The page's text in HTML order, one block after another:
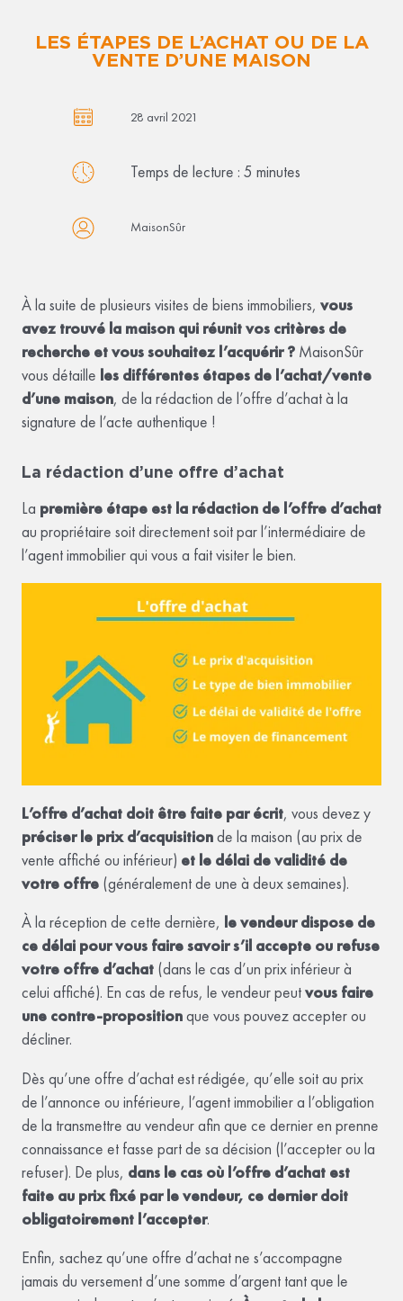
LES ÉTAPES DE L’ACHAT OU DE LA
VENTE D’UNE MAISON
28 avril 2021
Temps de lecture : 5 minutes
MaisonSûr
À la suite de plusieurs visites de biens immobiliers, vous
avez trouvé la maison qui réunit vos critères de
recherche et vous souhaitez l’acquérir ? MaisonSûr
vous détaille les différentes étapes de l’achat/vente
d’une maison, de la rédaction de l’offre d’achat à la
signature de l’acte authentique !
La rédaction d’une offre d’achat
La première étape est la rédaction de l’offre d’achat
au propriétaire soit directement soit par l’intermédiaire de
l’agent immobilier qui vous a fait visiter le bien.
L’offre d’achat doit être faite par écrit, vous devez y
préciser le prix d’acquisitionde la maison (au prix de
vente affiché ou inférieur) et le délai de validité de
votre offre (généralement de une à deux semaines).
À la réception de cette dernière, le vendeur dispose de
ce délai pour vous faire savoir s’il accepte ou refuse
votre offre d’achat (dans le cas d’un prix inférieur à
celui affiché). En cas de refus, le vendeur peutvous faire
une contre-propositionque vous pouvez accepter ou
décliner.
Dès qu’une offre d’achat est rédigée, qu’elle soit au prix
de l’annonce ou inférieure, l’agent immobilier a l’obligation
de la transmettre au vendeur afin que ce dernier en prenne
connaissance et fasse part de sa décision (l’accepter ou la
refuser). De plus, dans le cas où l’offre d’achat est
faite au prix fixé par le vendeur, ce dernier doit
obligatoirement l’accepter.
Enfin, sachez qu’une offre d’achat ne s’accompagne
jamais du versement d’une somme d’argent tant que le